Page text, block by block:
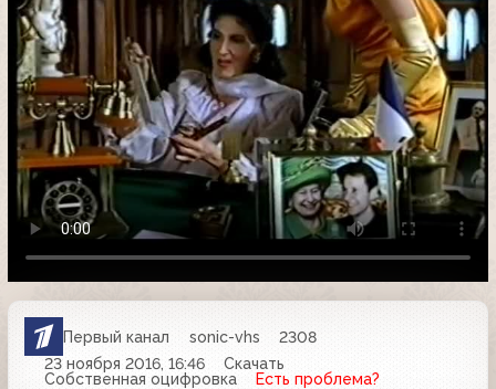
Первый канал sonic-vhs
2308
23 ноября 2016, 16:46
Скачать
Собственная оцифровка
Есть проблема?